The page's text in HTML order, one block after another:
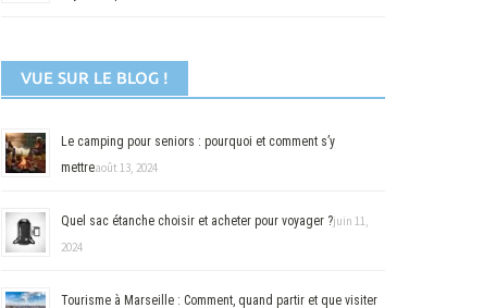
VUE SUR LE BLOG !
Le camping pour seniors : pourquoi et comment s’y
mettreaoût 13, 2024
Quel sac étanche choisir et acheter pour voyager ?juin 11,
2024
Tourisme à Marseille : Comment, quand partir et que visiter